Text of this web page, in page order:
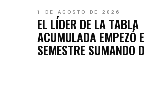
1 DE AGOSTO DE 2026
EL LÍDER DE LA TABLA
ACUMULADA EMPEZÓ
SEMESTRE SUMANDO